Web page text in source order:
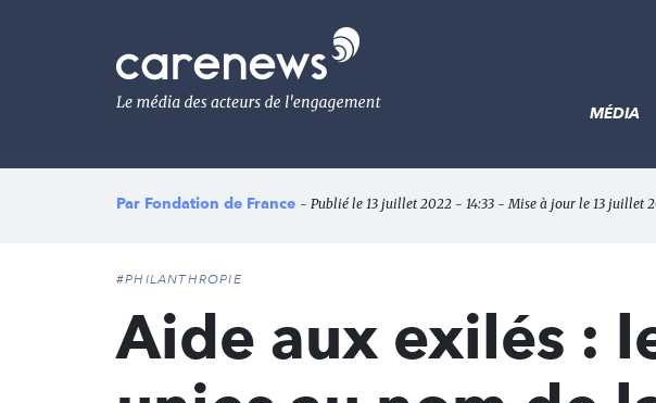
Le
média
de
l'engagement
MÉDIA
Par Fondation de France - Publié le 13 juillet 2022 - 14:33 - Mise à jour le 13 juillet
#PHILANTHROPIE
Aide aux exilés :